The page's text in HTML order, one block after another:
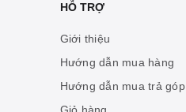
HỖ TRỢ
Giới thiệu
Hướng dẫn mua hàng
Hướng dẫn mua trả góp